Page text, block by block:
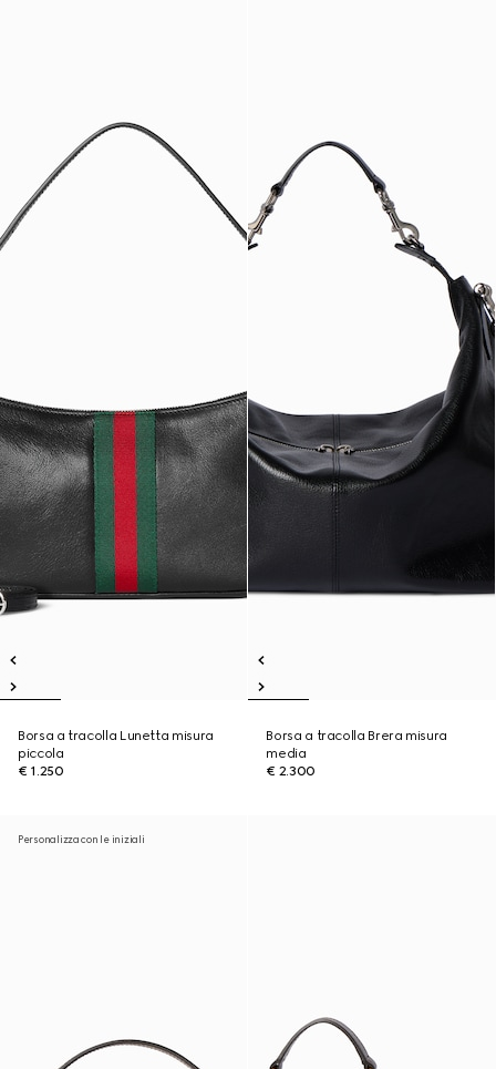
Borsa a tracolla Lunetta misura
piccola
€ 1.250
Borsa a tracolla Brera misura
media
€ 2.300
Personalizza con le iniziali